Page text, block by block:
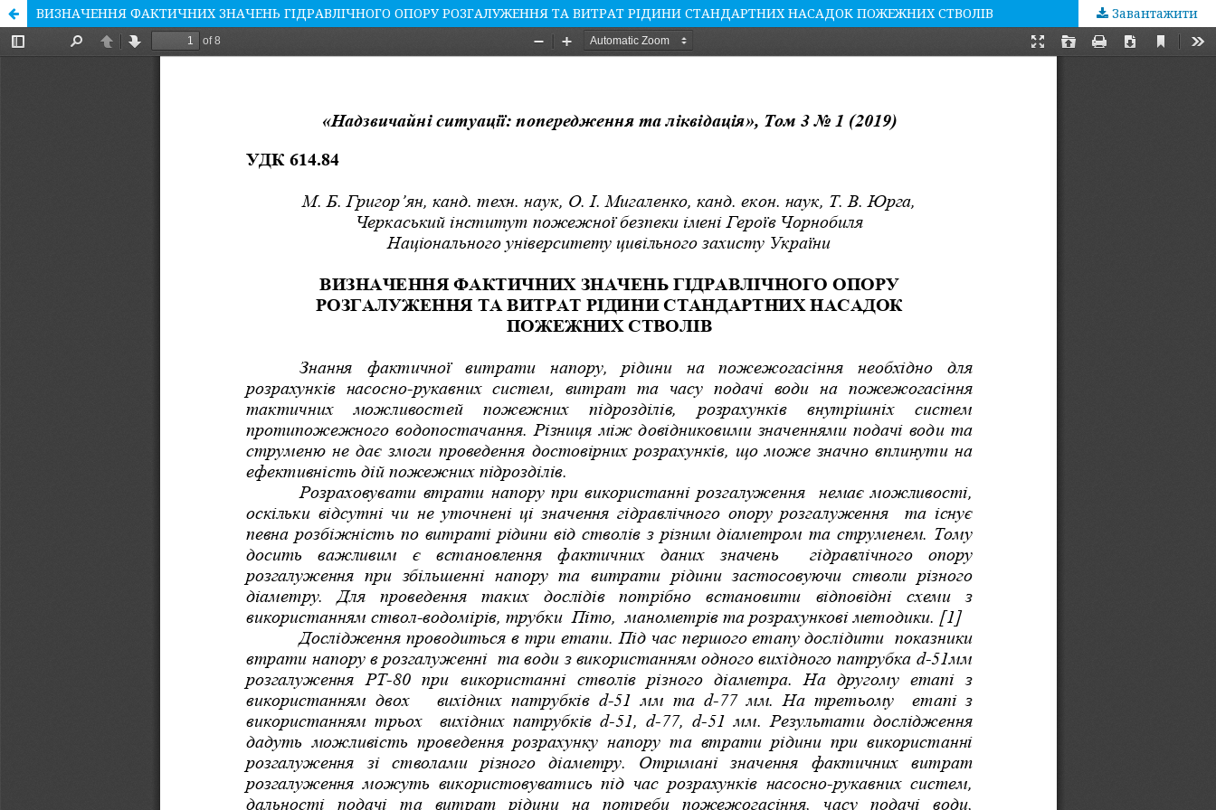
ВИЗНАЧЕННЯ ФАКТИЧНИХ ЗНАЧЕНЬ ГІДРАВЛІЧНОГО ОПОРУ РОЗГАЛУЖЕННЯ ТА ВИТРАТ РІДИНИ СТАНДАРТНИХ НАСАДОК ПОЖЕЖНИХ СТВОЛІВ Завантажити